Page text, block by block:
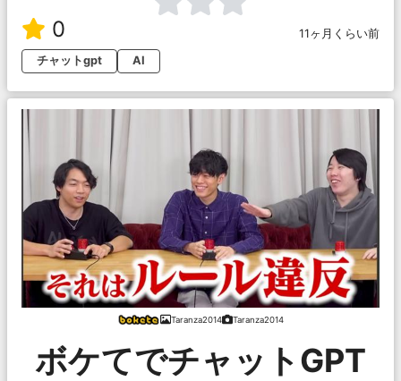
0
11ヶ月くらい前
チャットgpt
AI
Taranza2014 Taranza2014
ボケてでチャットGPT